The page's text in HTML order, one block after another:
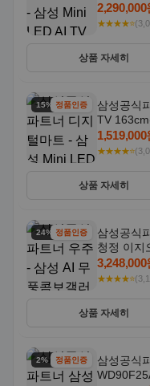
2,290,000
★★★★⭐
상품 자세히
15% 할인정품인증
삼성공식
TV
1,519,000
★★★★⭐
상품 자세히
24% 할인정품인증
삼성공식
청정 이지
3,248,000
★★★★⭐
상품 자세히
2% 할인정품인증
삼성공식